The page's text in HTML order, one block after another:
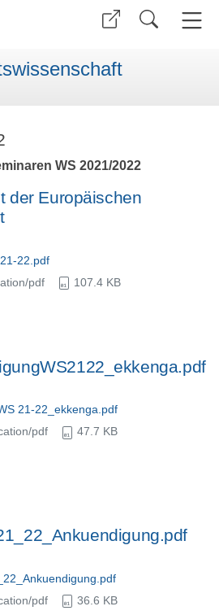
WS 2021/2022
der Europäischen
22.pdf
pdf
107.4 KB
21-22_ekkenga.pdf
pdf
47.7 KB
pdf
36.6 KB